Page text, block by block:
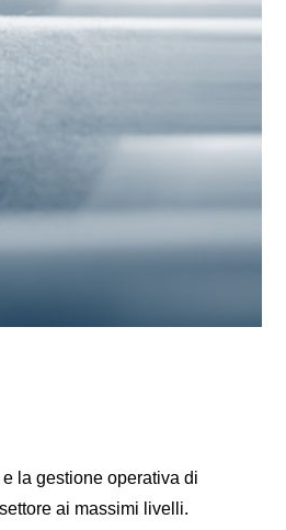
la gestione operativa di
ai massimi livelli.